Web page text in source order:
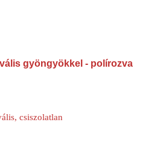
gyöngyökkel - polírozva